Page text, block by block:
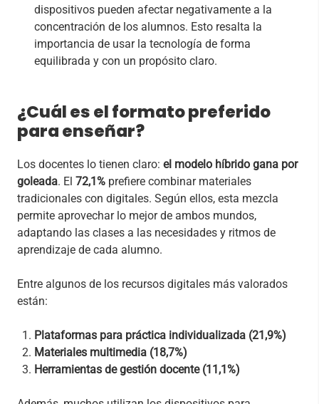
dispositivos pueden afectar negativamente a la
concentración de los alumnos. Esto resalta la
importancia de usar la tecnología de forma
equilibrada y con un propósito claro.
¿Cuál es el formato preferido
para enseñar?
Los docentes lo tienen claro: el modelo híbrido gana por
goleada. El 72,1% prefiere combinar materiales
tradicionales con digitales. Según ellos, esta mezcla
permite aprovechar lo mejor de ambos mundos,
adaptando las clases a las necesidades y ritmos de
aprendizaje de cada alumno.
Entre algunos de los recursos digitales más valorados
están:
Plataformas para práctica individualizada (21,9%)
Materiales multimedia (18,7%)
Herramientas de gestión docente (11,1%)